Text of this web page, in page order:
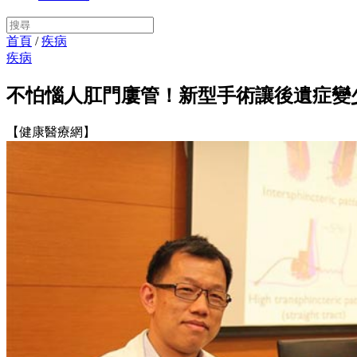
首頁 /疾病
疾病
不怕惱人肛門廔管！新型手術讓後遺症變
【健康醫療網】